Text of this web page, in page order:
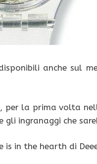
anche sul
la prima volta
ingranaggi che
is in the hearth di